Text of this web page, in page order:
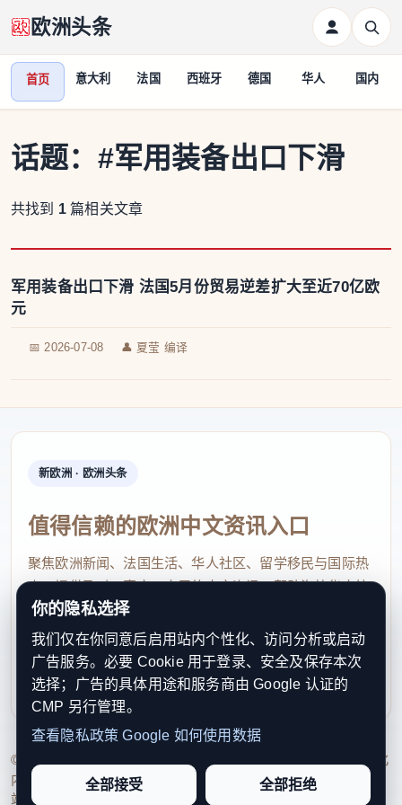
欧洲头条
首页 意大利 法国 西班牙 德国 华人 国内
话题： #军用装备出口下滑
共找到 1 篇相关文章
军用装备出口下滑 法国5月份贸易逆差扩大至近70亿欧
元
📅 2026-07-08 👤 夏莹 编译
新欧洲 · 欧洲头条
值得信赖的欧洲中文资讯入口
聚焦欧洲新闻、法国生活、华人社区、留学移民与国际热
点，提供及时、真实、实用的中文资讯，帮助海外华人快
速了解欧洲动态。
contact@xinouzhou.com
服务支持、版权与合作：工作日优先处理站务、投稿与权
利通知
© 2026 新欧洲·欧洲头条. All Rights Reserved. 本网站持续优化
内容透明度、联系方式与用户权利说明，以提升品牌信任感和
站点完整度。
你的隐私选择
我们仅在你同意后启用站内个性化、访问分析或启动
广告服务。必要 Cookie 用于登录、安全及保存本次
选择；广告的具体用途和服务商由 Google 认证的
CMP 另行管理。
查看隐私政策 Google 如何使用数据
全部接受 全部拒绝